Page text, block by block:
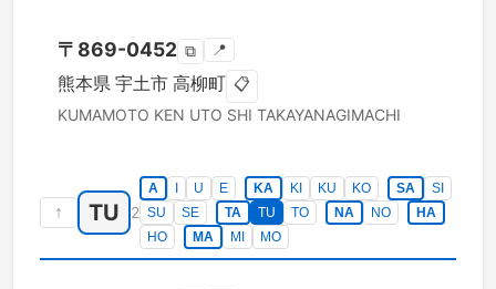
〒 869-0452 ⧉ 📍
熊本県 宇土市 高柳町 📋
KUMAMOTO KEN UTO SHI TAKAYANAGIMACHI
↑ TU 2
A U E KA KI KU KO SA
SI
SU
SE TA TU TO NA NO
HA
HO
MA MI MO